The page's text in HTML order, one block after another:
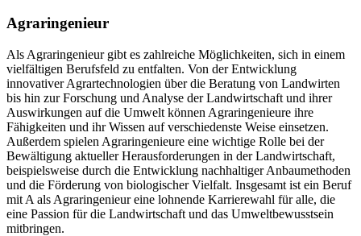
Agraringenieur
Als Agraringenieur gibt es zahlreiche Möglichkeiten, sich in einem
vielfältigen Berufsfeld zu entfalten. Von der Entwicklung
innovativer Agrartechnologien über die Beratung von Landwirten
bis hin zur Forschung und Analyse der Landwirtschaft und ihrer
Auswirkungen auf die Umwelt können Agraringenieure ihre
Fähigkeiten und ihr Wissen auf verschiedenste Weise einsetzen.
Außerdem spielen Agraringenieure eine wichtige Rolle bei der
Bewältigung aktueller Herausforderungen in der Landwirtschaft,
beispielsweise durch die Entwicklung nachhaltiger Anbaumethoden
und die Förderung von biologischer Vielfalt. Insgesamt ist ein Beruf
mit A als Agraringenieur eine lohnende Karrierewahl für alle, die
eine Passion für die Landwirtschaft und das Umweltbewusstsein
mitbringen.